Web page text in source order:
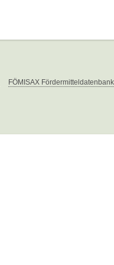
FÖMISAX Fördermitteldatenbank